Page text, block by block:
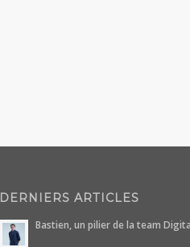
DERNIERS ARTICLES
Bastien, un pilier de la team